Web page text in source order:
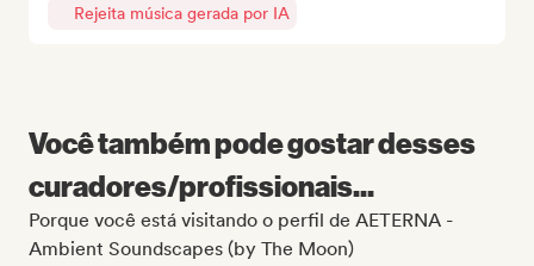
Rejeita música gerada por IA
Você também pode gostar desses
curadores/profissionais...
Porque você está visitando o perfil de AETERNA -
Ambient Soundscapes (by The Moon)